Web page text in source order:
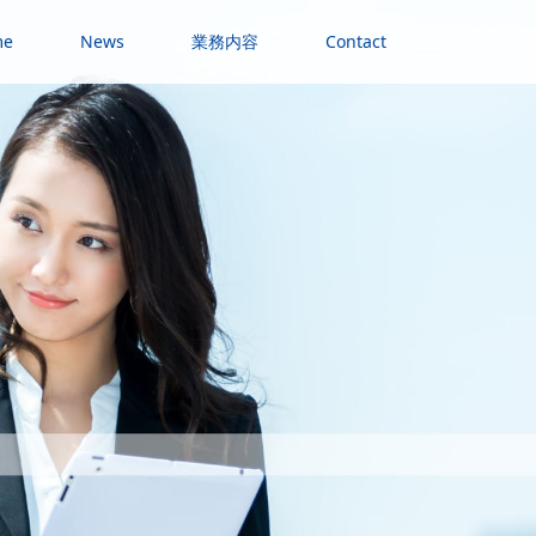
News 業務内容 Contact